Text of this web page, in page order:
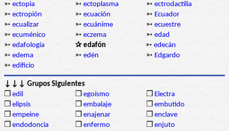
➳ ectopia ➳ ectoplasma ➳ ectrodactilia
➳ ectropión ➳ ecuación ➳ Ecuador
➳ ecualizar ➳ ecuánime ➳ ecuestre
➳ ecuménico ➳ eczema ➳ edad
➳ edafología ✰ edafón ➳ edecán
➳ edema ➳ edén ➳ Edgardo
➳ edificio
↓↓↓ Grupos Siguientes
❒ edil ❒ egoísmo ❒ Electra
❒ elipsis ❒ embalaje ❒ embutido
❒ empeine ❒ enajenar ❒ enclave
❒ endodoncia ❒ enfermo ❒ enjuto